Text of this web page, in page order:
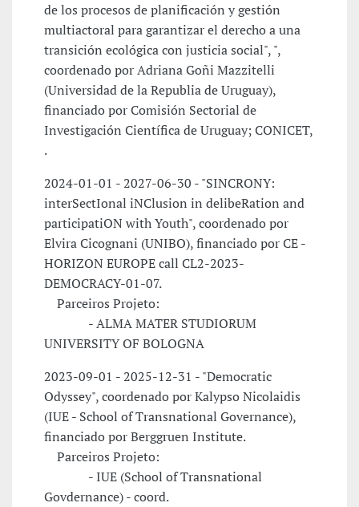
de los procesos de planificación y gestión
multiactoral para garantizar el derecho a una
transición ecológica con justicia social", ",
coordenado por Adriana Goñi Mazzitelli
(Universidad de la Republia de Uruguay),
financiado por Comisión Sectorial de
Investigación Científica de Uruguay; CONICET,
.
2024-01-01 - 2027-06-30 - "SINCRONY:
interSectIonal iNClusion in delibeRation and
participatiON with Youth", coordenado por
Elvira Cicognani (UNIBO), financiado por CE -
HORIZON EUROPE call CL2-2023-
DEMOCRACY-01-07.
Parceiros Projeto:
- ALMA MATER STUDIORUM
UNIVERSITY OF BOLOGNA
2023-09-01 - 2025-12-31 - "Democratic
Odyssey", coordenado por Kalypso Nicolaidis
(IUE - School of Transnational Governance),
financiado por Berggruen Institute.
Parceiros Projeto:
- IUE (School of Transnational
Govdernance) - coord.